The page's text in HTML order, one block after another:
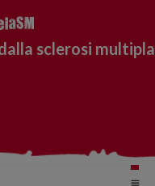
sclerosi multipla